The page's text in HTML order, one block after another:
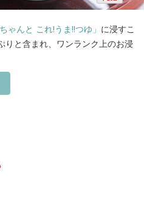
ゃんと これ!うま!!つゆ」 に浸すこ
りと含まれ、ワンランク上のお浸